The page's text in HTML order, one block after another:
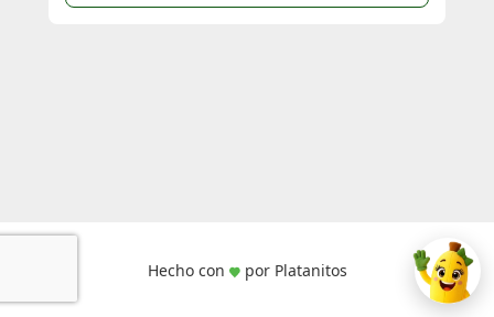
Hecho con por Platanitos